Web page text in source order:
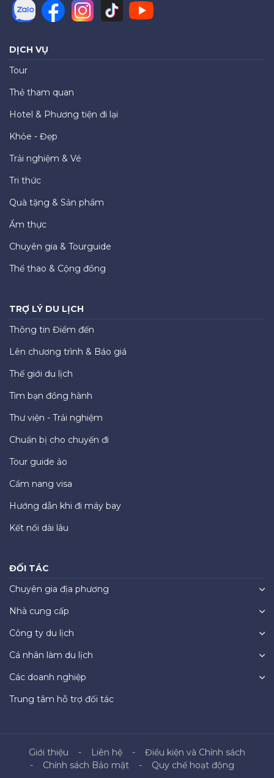
DỊCH VỤ
Tour
Thẻ tham quan
Hotel & Phương tiện đi lại
Khỏe - Đẹp
Trải nghiệm & Vé
Tri thức
Quà tặng & Sản phẩm
Ẩm thực
Chuyên gia & Tourguide
Thể thao & Cộng đồng
TRỢ LÝ DU LỊCH
Thông tin Điểm đến
Lên chương trình & Báo giá
Thế giới du lịch
Tìm bạn đồng hành
Thư viện - Trải nghiệm
Chuẩn bị cho chuyến đi
Tour guide ảo
Cẩm nang visa
Hướng dẫn khi đi máy bay
Kết nối dài lâu
ĐỐI TÁC
Chuyên gia địa phương
Nhà cung cấp
Công ty du lịch
Cá nhân làm du lịch
Các doanh nghiệp
Trung tâm hỗ trợ đối tác
Giới thiệu Liên hệ
Điều kiện và Chính sách
Chính sách Bảo mật
Quy chế hoạt động